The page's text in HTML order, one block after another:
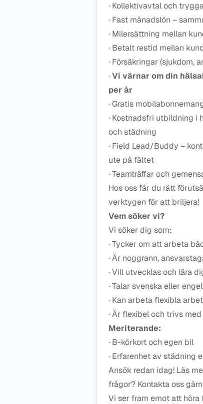
· Kollektivavtal och
· Fast månadslön –
· Milersättning mellan
· Betalt restid mellan
· Försäkringar (sjukdom,
·Vi värnar om din
per år
· Gratis
· Kostnadsfri utbildning
och städning
· Field Lead/Buddy –
ute på fältet
· Teamträffar och
Hos oss får du rätt
verktygen för att briljera!
Vem söker vi?
Vi söker dig som:
· Tycker om att arbeta
· Är noggrann,
· Vill utvecklas och lära
· Talar svenska eller
· Kan arbeta flexibla
· Är flexibel och trivs
Meriterande:
· B-körkort och egen bil
· Erfarenhet av städning
Ansök redan idag! Läs
frågor? Kontakta oss
Vi ser fram emot att höra